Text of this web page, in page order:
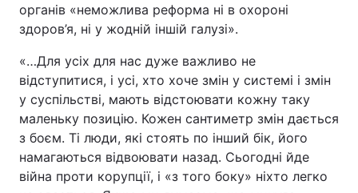
органів «неможлива реформа ні в охороні
здоров’я, ні у жодній іншій галузі».
«…Для усіх для нас дуже важливо не
відступитися, і усі, хто хоче змін у системі і змін
у суспільстві, мають відстоювати кожну таку
маленьку позицію. Кожен сантиметр змін дається
з боєм. Ті люди, які стоять по інший бік, його
намагаються відвоювати назад. Сьогодні йде
війна проти корупції, і «з того боку» ніхто легко